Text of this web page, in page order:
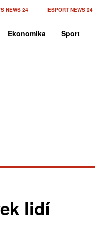
NEWS 24 ESPORT NEWS 24
Ekonomika Sport
lidí